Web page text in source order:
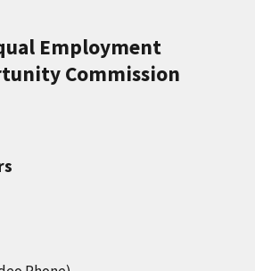
Employment
Commission